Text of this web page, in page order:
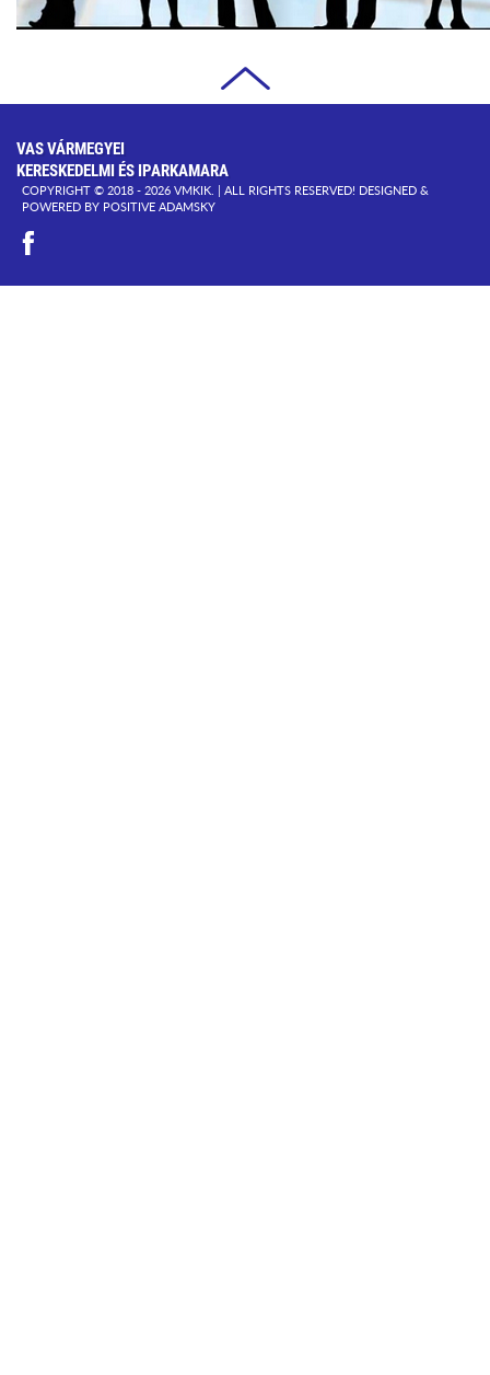
VAS VÁRMEGYEI
KERESKEDELMI ÉS IPARKAMARA
COPYRIGHT © 2018 - 2026 VMKIK. | ALL RIGHTS RESERVED! DESIGNED &
POWERED BY POSITIVE ADAMSKY